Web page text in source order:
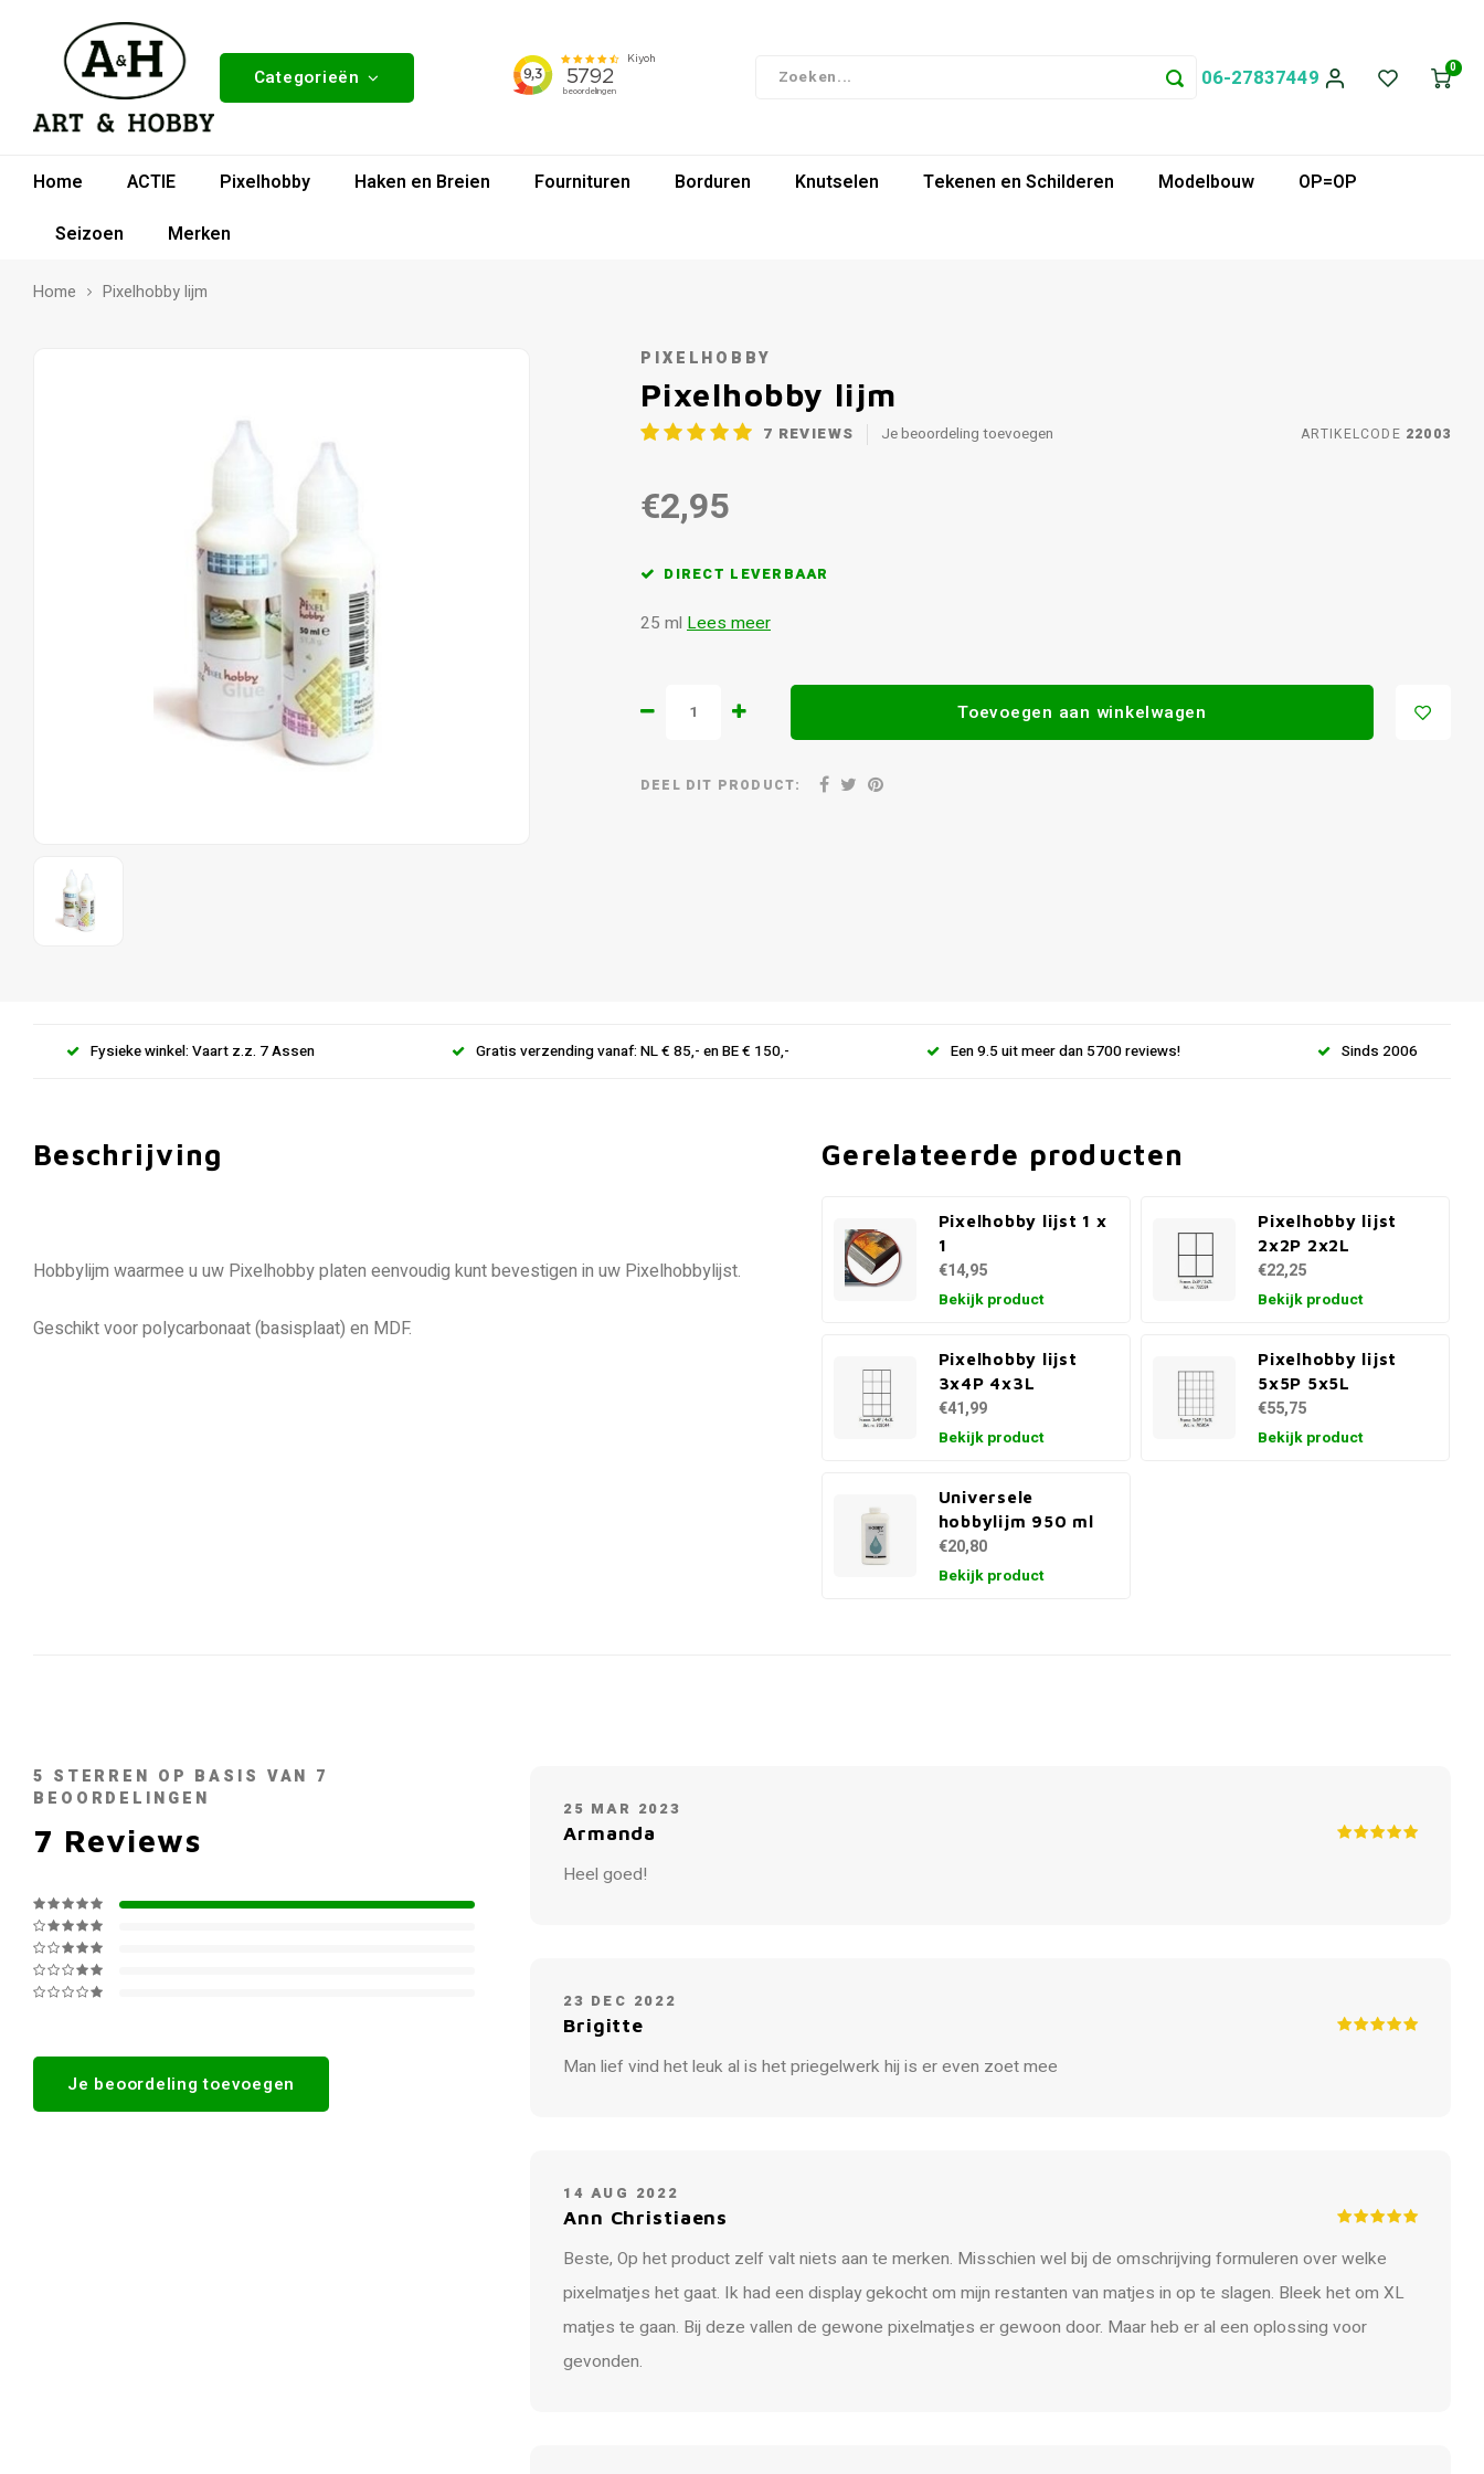
Categorieën 06-27837449 0
Home ACTIE Pixelhobby Haken en Breien Fournituren Borduren Knutselen Tekenen en Schilderen Modelbouw
OP=OP
Seizoen
Merken
Home Pixelhobby lijm
PIXELHOBBY
Pixelhobby lijm
7 REVIEWS Je beoordeling toevoegen ARTIKELCODE 22003
€2,95
DIRECT LEVERBAAR
25 ml Lees meer
Toevoegen aan winkelwagen
DEEL DIT PRODUCT:
Fysieke winkel: Vaart z.z. 7 Assen Gratis verzending vanaf: NL € 85,- en BE € 150,- Een 9.5 uit meer dan 5700 reviews! Sinds 2006
Beschrijving
Hobbylijm waarmee u uw Pixelhobby platen eenvoudig kunt bevestigen in uw Pixelhobbylijst.
Geschikt voor polycarbonaat (basisplaat) en MDF.
Gerelateerde producten
Pixelhobby lijst 1 x
1
€14,95
Bekijk product
Pixelhobby lijst
2x2P 2x2L
€22,25
Bekijk product
Pixelhobby lijst
3x4P 4x3L
€41,99
Bekijk product
Pixelhobby lijst
5x5P 5x5L
€55,75
Bekijk product
Universele
hobbylijm 950 ml
€20,80
Bekijk product
5 STERREN OP BASIS VAN 7
BEOORDELINGEN
7 Reviews
Je beoordeling toevoegen
25 MAR 2023
Armanda
Heel goed!
23 DEC 2022
Brigitte
Man lief vind het leuk al is het priegelwerk hij is er even zoet mee
14 AUG 2022
Ann Christiaens
Beste, Op het product zelf valt niets aan te merken. Misschien wel bij de omschrijving formuleren over welke
pixelmatjes het gaat. Ik had een display gekocht om mijn restanten van matjes in op te slagen. Bleek het om XL
matjes te gaan. Bij deze vallen de gewone pixelmatjes er gewoon door. Maar heb er al een oplossing voor
gevonden.